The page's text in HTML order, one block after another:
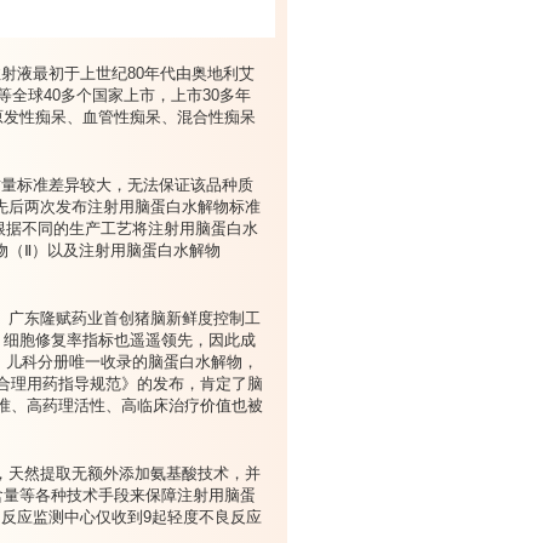
液最初于上世纪80年代由奥地利艾
全球40多个国家上市，上市30多年
性痴呆、血管性痴呆、混合性痴呆
标准差异较大，无法保证该品种质
后两次发布注射用脑蛋白水解物标准
不同的生产工艺将注射用脑蛋白水
Ⅱ）以及注射用脑蛋白水解物
广东隆赋药业首创猪脑新鲜度控制工
胞修复率指标也遥遥领先，因此成
科分册唯一收录的脑蛋白水解物，
理用药指导规范》的发布，肯定了脑
、高药理活性、高临床治疗价值也被
天然提取无额外添加氨基酸技术，并
等各种技术手段来保障注射用脑蛋
应监测中心仅收到9起轻度不良反应